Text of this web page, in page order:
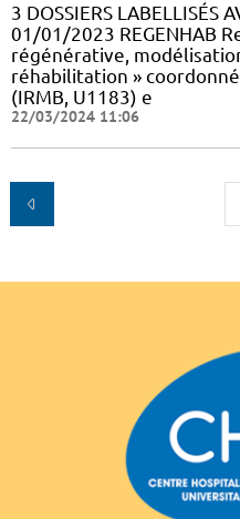
3 DOSSIERS LABELLISÉS
01/01/2023 REGENHAB
régénérative,
réhabilitation » coordonné
(IRMB, U1183) e
22/03/2024 11:06